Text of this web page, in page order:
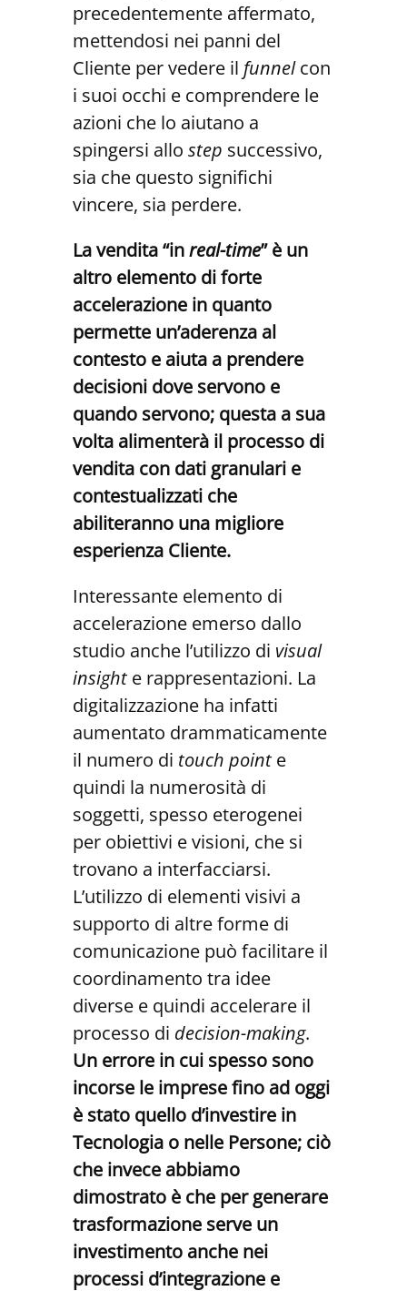
precedentemente affermato,
mettendosi nei panni del
Cliente per vedere il funnelcon
i suoi occhi e comprendere le
azioni che lo aiutano a
spingersi allo step successivo,
sia che questo significhi
vincere, sia perdere.
La vendita “inreal-time” è un
altro elemento di forte
accelerazione in quanto
permette un’aderenza al
contesto e aiuta a prendere
decisioni dove servono e
quando servono; questa a sua
volta alimenterà il processo di
vendita con dati granulari e
contestualizzati che
abiliteranno una migliore
esperienza Cliente.
Interessante elemento di
accelerazione emerso dallo
studio anche l’utilizzo di visual
insight e rappresentazioni. La
digitalizzazione ha infatti
aumentato drammaticamente
il numero di touch point e
quindi la numerosità di
soggetti, spesso eterogenei
per obiettivi e visioni, che si
trovano a interfacciarsi.
L’utilizzo di elementi visivi a
supporto di altre forme di
comunicazione può facilitare il
coordinamento tra idee
diverse e quindi accelerare il
processo di decision-making.
Un errore in cui spesso sono
incorse le imprese fino ad oggi
è stato quello d’investire in
Tecnologia o nelle Persone; ciò
che invece abbiamo
dimostrato è che per generare
trasformazione serve un
investimento anche nei
processi d’integrazione e